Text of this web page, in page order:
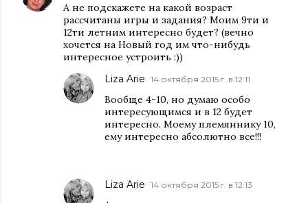
А не подскажете на какой возраст
рассчитаны игры и задания? Моим 9ти и
12ти летним интересно будет? (вечно
хочется на Новый год им что-нибудь
интересное устроить :))
Liza Arie 14 октября 2015 г. в 12:11
Вообще 4-10, но думаю особо
интересующимся и в 12 будет
интересно. Моему племяннику 10,
ему интересно абсолютно все!!!
Liza Arie 14 октября 2015 г. в 12:13